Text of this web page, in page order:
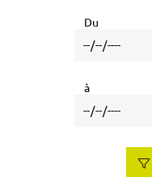
Du
à